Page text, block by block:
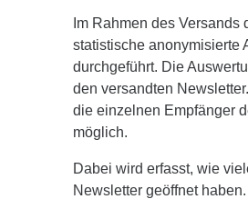
Im Rahmen des Versands
statistische anonymisierte
durchgeführt. Die
den versandten
die einzelnen Empfänger
möglich.
Dabei wird erfasst, wie
Newsletter geöffnet